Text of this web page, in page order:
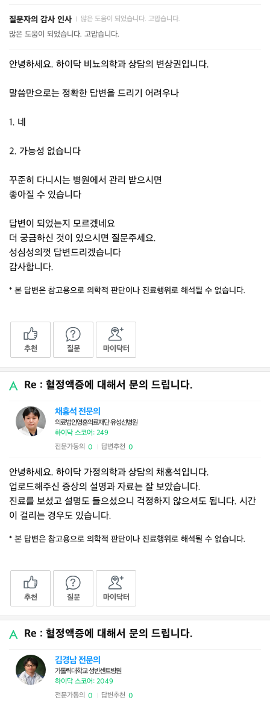
질문자의 감사 인사 많은 도움이 되었습니다. 고맙습니다.
많은 도움이 되었습니다. 고맙습니다.
안녕하세요. 하이닥 비뇨의학과 상담의 변상권입니다.
말씀만으로는 정확한 답변을 드리기 어려우나
1. 네
2. 가능성 없습니다
꾸준히 다니시는 병원에서 관리 받으시면
좋아질 수 있습니다
답변이 되었는지 모르겠네요
더 궁금하신 것이 있으시면 질문주세요.
성심성의껏 답변드리겠습니다
감사합니다.
* 본 답변은 참고용으로 의학적 판단이나 진료행위로 해석될 수 없습니다.
추천 질문 마이닥터
Re : 혈정액증에 대해서 문의 드립니다.
채홍석 전문의
의료법인영훈의료재단 유성선병원
하이닥 스코어: 249
전문가동의 0 답변추천 0
안녕하세요. 하이닥 가정의학과 상담의 채홍석입니다.
업로드해주신 증상의 설명과 자료는 잘 보았습니다.
진료를 보셨고 설명도 들으셨으니 걱정하지 않으셔도 됩니다. 시간
이 걸리는 경우도 있습니다.
* 본 답변은 참고용으로 의학적 판단이나 진료행위로 해석될 수 없습니다.
추천 질문 마이닥터
Re : 혈정액증에 대해서 문의 드립니다.
김경남 전문의
가톨릭대학교 성빈센트병원
하이닥 스코어: 2049
전문가동의 0 답변추천 0